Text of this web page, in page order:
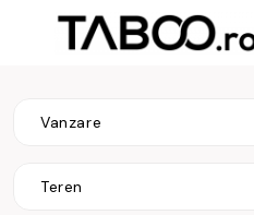
Vanzare
Teren